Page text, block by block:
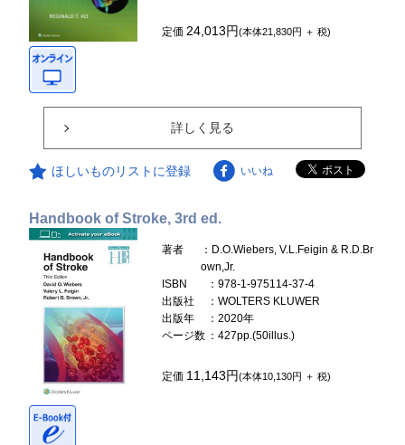
定価24,013円(本体21,830円 ＋ 税)
詳しく見る
ほしいものリストに登録 いいね
Handbook of Stroke, 3rd ed.
著者
：D.O.Wiebers, V.L.Feigin & R.D.Br
own,Jr.
ISBN
：978-1-975114-37-4
出版社
：WOLTERS KLUWER
出版年
：2020年
ページ数 ：427pp.(50illus.)
定価 11,143円(本体10,130円 ＋ 税)